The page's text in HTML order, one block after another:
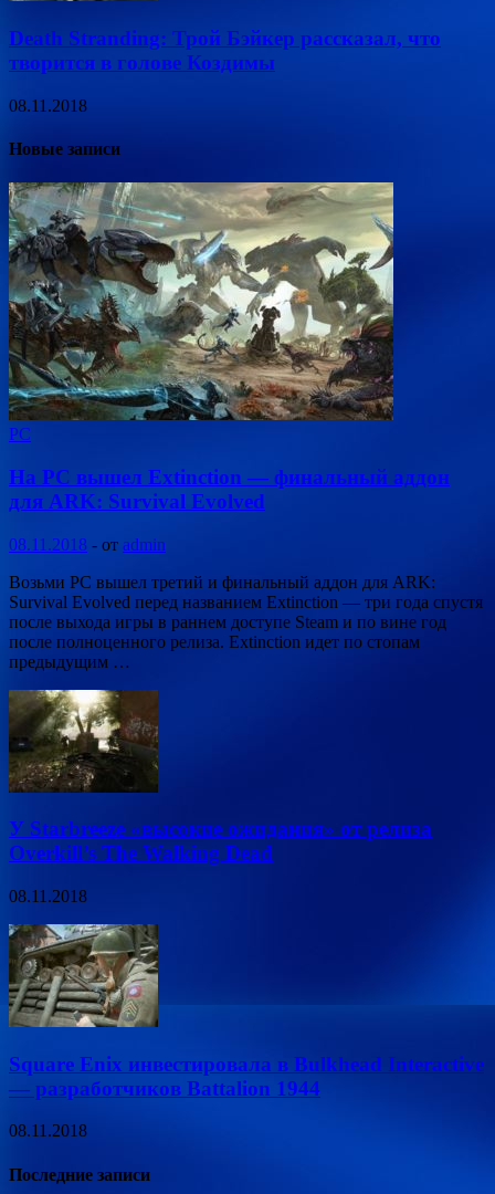
Death Stranding: Трой Бэйкер рассказал, что
творится в голове Коздимы
08.11.2018
Новые записи
PC
На PC вышел Extinction — финальный аддон
для ARK: Survival Evolved
08.11.2018 - от admin
Возьми PC вышел третий и финальный аддон для ARK:
Survival Evolved перед названием Extinction — три года спустя
после выхода игры в раннем доступе Steam и по вине год
после полноценного релиза. Extinction идет по стопам
предыдущим …
У Starbreeze «высокие ожидания» от релиза
Overkill’s The Walking Dead
08.11.2018
Square Enix инвестировала в Bulkhead Interactive
— разработчиков Battalion 1944
08.11.2018
Последние записи